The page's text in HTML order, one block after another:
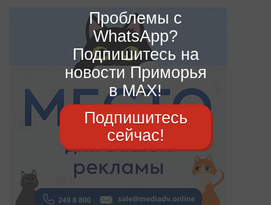
Проблемы с
WhatsApp?
Подпишитесь на
новости Приморья
в MAX!
Подпишитесь
сейчас!